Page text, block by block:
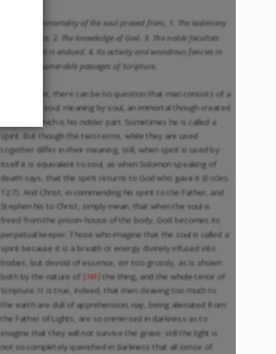
The immortality of the soul proved from, 1. The testimony
of conscience. 2. The knowledge of God. 3. The noble faculties
with which it is endued. 4. Its activity and wondrous fancies in
sleep. 5. Innumerable passages of Scripture.
Moreover, there can be no question that man consists of a
body and a soul; meaning by soul, an immortal though created
essence, which is his nobler part. Sometimes he is called a
spirit. But though the two terms, while they are used
together differ in their meaning, still, when spirit is used by
itself it is equivalent to soul, as when Solomon speaking of
death says, that the spirit returns to God who gave it (Eccles.
12:7). And Christ, in commending his spirit to the Father, and
Stephen his to Christ, simply mean, that when the soul is
freed from the prison-house of the body, God becomes its
perpetual keeper. Those who imagine that the soul is called a
spirit because it is a breath or energy divinely infused into
bodies, but devoid of essence, err too grossly, as is shown
both by the nature of
|161|the thing, and the whole tenor of
Scripture. It is true, indeed, that men cleaving too much to
the earth are dull of apprehension, nay, being alienated from
the Father of Lights, are so immersed in darkness as to
imagine that they will not survive the grave; still the light is
not so completely quenched in darkness that all sense of